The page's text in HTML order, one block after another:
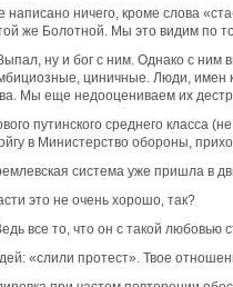
написано ничего, кроме слова
же Болотной. Мы это видим по
ну и бог с ним. Однако с ним
циничные. Люди,
Мы еще недооцениваем их
путинского среднего класса
в Министерство обороны,
система уже пришла в
это не очень хорошо, так?
все то, что он с такой любовью
«слили протест». Твое